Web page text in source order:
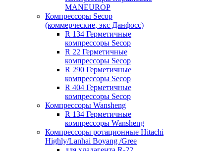
MANEUROP
Компрессоры Secop
(коммерческие, экс Данфосс)
R 134 Герметичные
компрессоры Secop
R 22 Герметичные
компрессоры Secop
R 290 Герметичные
компрессоры Secop
R 404 Герметичные
компрессоры Secop
Компрессоры Wansheng
R 134 Герметичные
компрессоры Wansheng
Компрессоры ротационные Hitachi
Highly/Lanhai Boyang /Gree